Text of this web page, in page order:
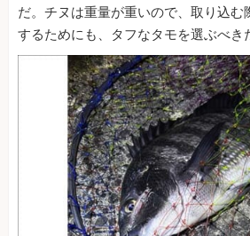
だ。チヌは重量が重いので、取り込む
するためにも、タフなタモを選ぶべき